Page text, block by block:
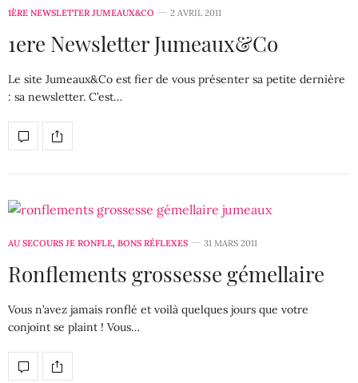
1ÈRE NEWSLETTER JUMEAUX&CO 2 AVRIL 2011
1ere Newsletter Jumeaux&Co
Le site Jumeaux&Co est fier de vous présenter sa petite dernière
: sa newsletter. C’est…
AU SECOURS JE RONFLE, BONS RÉFLEXES 31 MARS 2011
Ronflements grossesse gémellaire
Vous n’avez jamais ronflé et voilà quelques jours que votre
conjoint se plaint ! Vous…